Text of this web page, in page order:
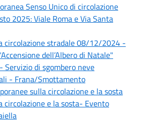
Senso Unico di circolazione
2025: Viale Roma e Via Santa
circolazione stradale 08/12/2024 -
dell’Albero di Natale"
Servizio di sgombero neve
- Frana/Smottamento
sulla circolazione e la sosta
circolazione e la sosta- Evento